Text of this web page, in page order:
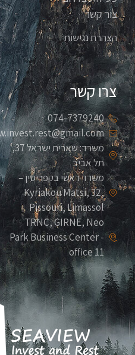
צור קשר
הצהרת נגישות
צרו קשר
074-7379240
משרד: שארית ישראל 37,
תל אביב
משרד ראשי בקפריסין –
Kyriakou Matsi, 32,
Pissouri, Limassol
TRNC, GIRNE, Neo
Park Business Center -
office 11